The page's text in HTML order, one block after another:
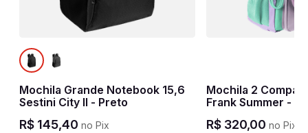
Mochila Grande Notebook 15,6
Sestini City II - Preto
R$ 145,40 no Pix
Mochila 2
Frank Summer -
R$ 320,00 no Pix